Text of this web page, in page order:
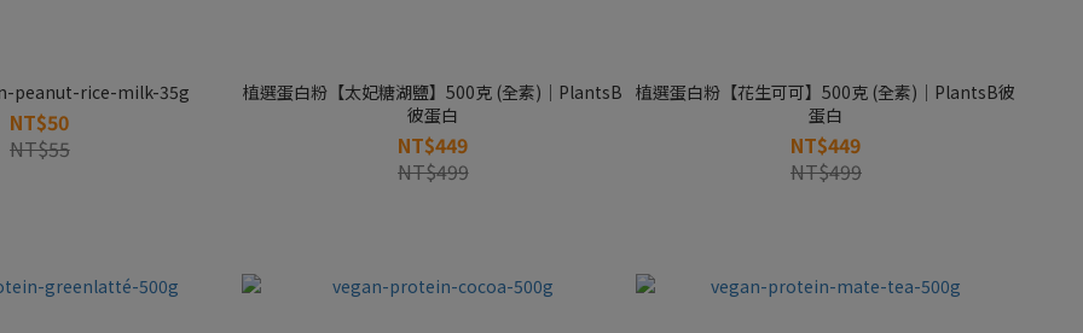
peanut-rice-milk-35g
NT$50
NT$55
植選蛋白粉【太妃糖湖鹽】500克 (全素)｜PlantsB
彼蛋白
NT$449
NT$499
植選蛋白粉【花生可可】500克 (全素)｜PlantsB彼
蛋白
NT$449
NT$499